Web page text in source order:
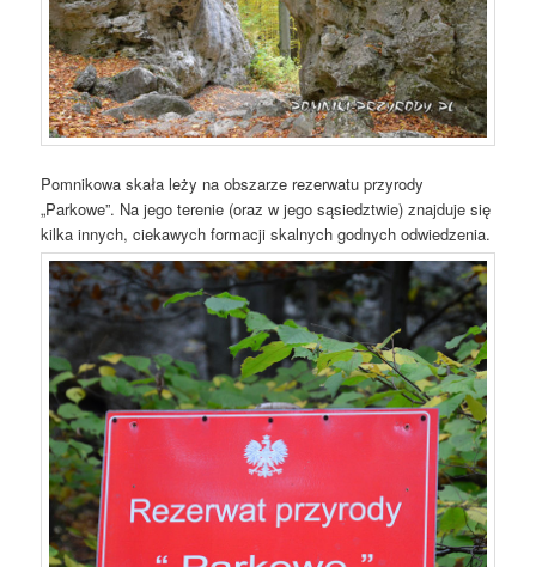
Pomnikowa skała leży na obszarze rezerwatu przyrody
„Parkowe”. Na jego terenie (oraz w jego sąsiedztwie) znajduje się
kilka innych, ciekawych formacji skalnych godnych odwiedzenia.